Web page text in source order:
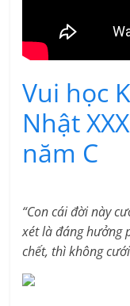
Vui học
Nhật
năm C
“Con cái đời này
xét là đáng hưởng
chết, thì không